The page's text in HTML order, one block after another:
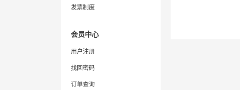
发票制度
会员中心
用户注册
找回密码
订单查询